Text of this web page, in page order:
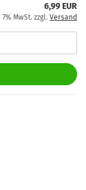
6,99 EUR
MwSt. zzgl. Versand